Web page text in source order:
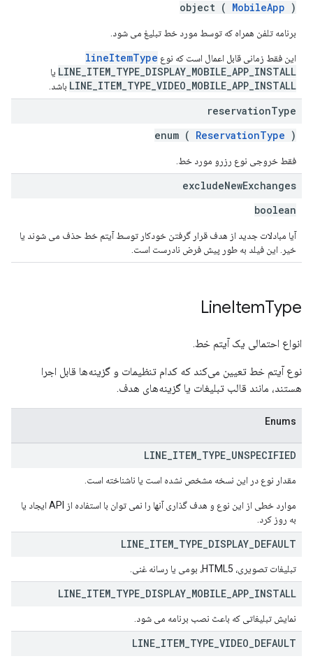
object ( MobileApp )
برنامه تلفن همراه که توسط مورد خط تبلیغ می شود.
این فقط زمانی قابل اعمال است که نوع lineItemType
LINE_ITEM_TYPE_DISPLAY_MOBILE_APP_INSTALL یا
LINE_ITEM_TYPE_VIDEO_MOBILE_APP_INSTALL باشد.
reservationType
enum ( ReservationType )
فقط خروجی نوع رزرو مورد خط.
excludeNewExchanges
boolean
آیا مبادلات جدید از هدف قرار گرفتن خودکار توسط آیتم خط حذف می شوند یا
خیر. این فیلد به طور پیش فرض نادرست است.
LineItemType
انواع احتمالی یک آیتم خط.
نوع آیتم خط تعیین می‌کند که کدام تنظیمات و گزینه‌ها قابل اجرا
هستند، مانند قالب تبلیغات یا گزینه‌های هدف.
Enums
LINE ITEM TYPE UNSPECIFIED
مقدار نوع در این نسخه مشخص نشده است یا ناشناخته است.
موارد خطی از این نوع و هدف گذاری آنها را نمی توان با استفاده از API ایجاد یا
به روز کرد.
LINE ITEM TYPE DISPLAY DEFAULT
تبلیغات تصویری، HTML5، بومی یا رسانه غنی.
LINE ITEM TYPE DISPLAY MOBILE APP INSTALL
نمایش تبلیغاتی که باعث نصب برنامه می شود.
LINE ITEM TYPE VIDEO DEFAULT